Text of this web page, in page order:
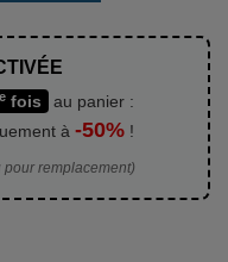
fois
au panier :
à -50%!
remplacement)